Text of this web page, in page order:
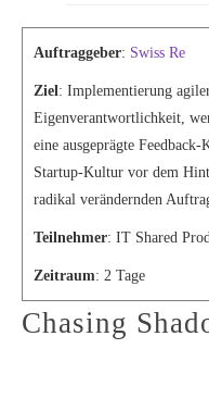
Auftraggeber: Swiss Re
Ziel: Implementierung
Eigenverantwortlichkeit,
eine ausgeprägte
Startup-Kultur vor dem
radikal verändernden
Teilnehmer: IT Shared
Zeitraum: 2 Tage
Chasing